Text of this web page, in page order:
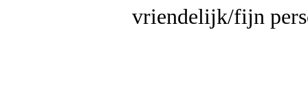
vriendelijk/fijn